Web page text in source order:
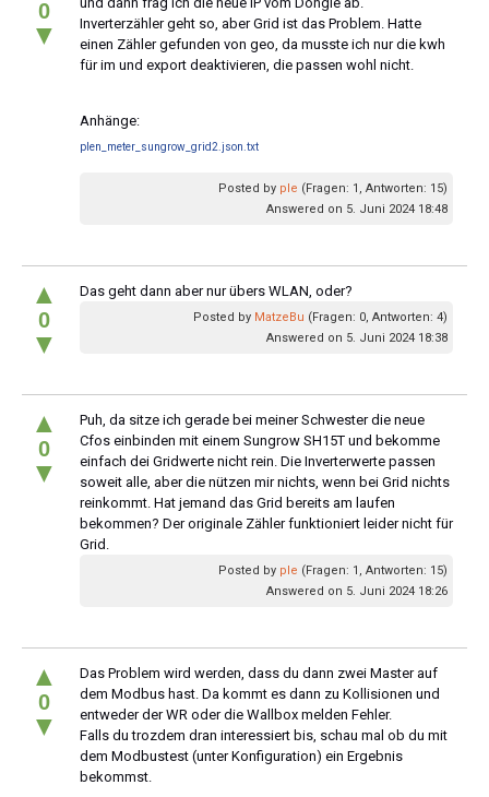
0
▼
Inverterzähler geht so, aber Grid ist das Problem. Hatte
einen Zähler gefunden von geo, da musste ich nur die kwh
für im und export deaktivieren, die passen wohl nicht.
Anhänge:
plen_meter_sungrow_grid2.json.txt
Posted by ple (Fragen: 1, Antworten: 15)
Answered on 5. Juni 2024 18:48
▲
0
▼
Das geht dann aber nur übers WLAN, oder?
Posted by MatzeBu (Fragen: 0, Antworten: 4)
Answered on 5. Juni 2024 18:38
▲
0
▼
Puh, da sitze ich gerade bei meiner Schwester die neue
Cfos einbinden mit einem Sungrow SH15T und bekomme
einfach dei Gridwerte nicht rein. Die Inverterwerte passen
soweit alle, aber die nützen mir nichts, wenn bei Grid nichts
reinkommt. Hat jemand das Grid bereits am laufen
bekommen? Der originale Zähler funktioniert leider nicht für
Grid.
Posted by ple (Fragen: 1, Antworten: 15)
Answered on 5. Juni 2024 18:26
▲
0
▼
Das Problem wird werden, dass du dann zwei Master auf
dem Modbus hast. Da kommt es dann zu Kollisionen und
entweder der WR oder die Wallbox melden Fehler.
Falls du trozdem dran interessiert bis, schau mal ob du mit
dem Modbustest (unter Konfiguration) ein Ergebnis
bekommst.